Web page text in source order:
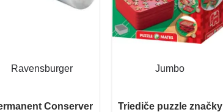
Ravensburger
Conserver
Jumbo
Triediče puzzle značky